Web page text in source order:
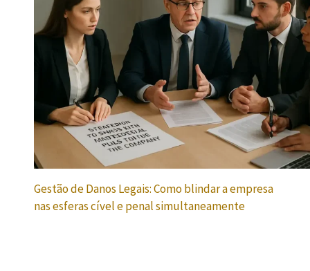
Gestão de Danos Legais: Como blindar a empresa
nas esferas cível e penal simultaneamente